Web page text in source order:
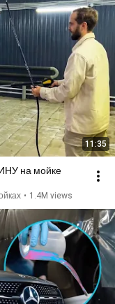
11:35
на мойке
• 1.4M views